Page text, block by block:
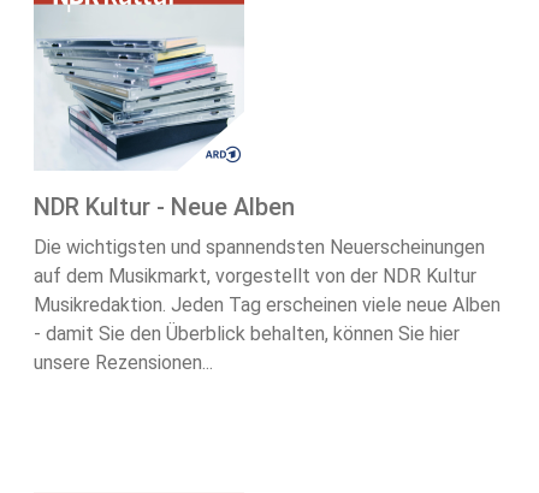
NDR Kultur - Neue Alben
Die wichtigsten und spannendsten Neuerscheinungen
auf dem Musikmarkt, vorgestellt von der NDR Kultur
Musikredaktion. Jeden Tag erscheinen viele neue Alben
- damit Sie den Überblick behalten, können Sie hier
unsere Rezensionen...